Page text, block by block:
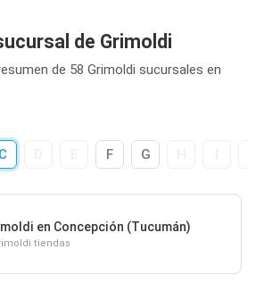
de Grimoldi
de 58 Grimoldi sucursales en
C F G
en Concepción (Tucumán)
tiendas